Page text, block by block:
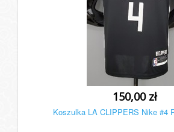
150,00 zł
Koszulka LA CLIPPERS Nike #4